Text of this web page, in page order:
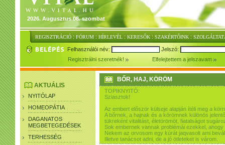
2026. Augusztus 08. szombat
REGISZTRÁCIÓ : FÓRUM : HÍRLEVÉL : KERESŐK : SZAKÉRTŐINK :
Felhasználói név:
Jelszó:
Regisztrálni szeretnék!
Elfelejtettem a jelszavam
AKTUÁLIS
NYITÓLAP
HOMEOPÁTIA
DAGANATOS
MEGBETEGEDÉSEK
TERHESSÉG
BŐR, HAJ, KÖRÖM
TOPIKNYITÓ:
Sziasztok!
Az embert először külseje alapján ítéli meg a
A bőrnek, a hajnak és a körömnek különös
tükreként vitalitást, életörömöt, fiatalságot
Sok embernek vannak problémái ezekkel,
Nekem az orvosom egy kúrát jaqvasolt ami
Illetve tanácsot adni, de a jó ötleteket is várom.